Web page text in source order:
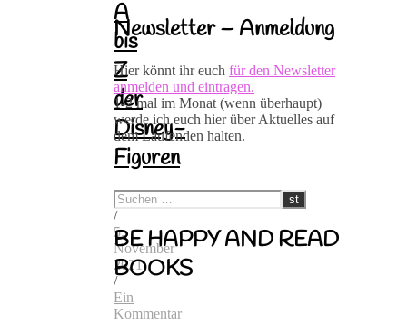
A
bis
Z
der
Disney-
Figuren
Bibilotta
/
5.
November
2021
/
Ein
Kommentar
Newsletter – Anmeldung
Hier könnt ihr euch für den Newsletter
anmelden und eintragen.
1-2 mal im Monat (wenn überhaupt)
werde ich euch hier über Aktuelles auf
dem Laufenden halten.
BE HAPPY AND READ
BOOKS